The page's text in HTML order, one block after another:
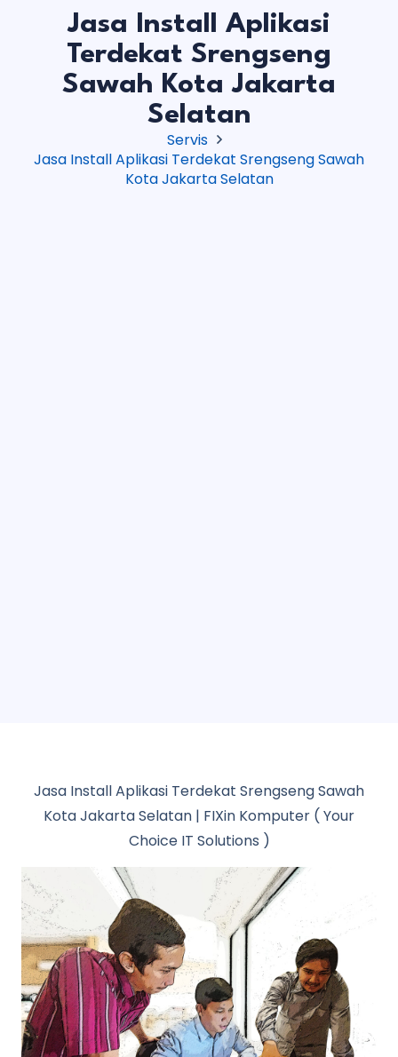
Jasa Install Aplikasi
Terdekat Srengseng
Sawah Kota Jakarta
Selatan
Servis
Jasa Install Aplikasi Terdekat Srengseng Sawah
Kota Jakarta Selatan
Jasa Install Aplikasi Terdekat Srengseng Sawah
Kota Jakarta Selatan | FIXin Komputer ( Your
Choice IT Solutions )